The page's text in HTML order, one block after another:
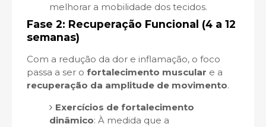
melhorar a mobilidade dos tecidos.
Fase 2: Recuperação Funcional (4 a 12
semanas)
Com a redução da dor e inflamação, o foco
passa a ser o fortalecimento muscular e a
recuperação da amplitude de movimento.
Exercícios de fortalecimento
dinâmico: À medida que a